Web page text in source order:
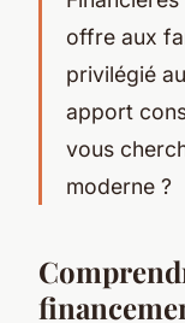
offre aux
privilégié
apport
vous
moderne ?